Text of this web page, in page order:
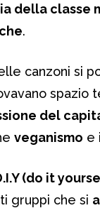
della classe
.
canzoni si
spazio
del
veganismo e
(do it
gruppi che si